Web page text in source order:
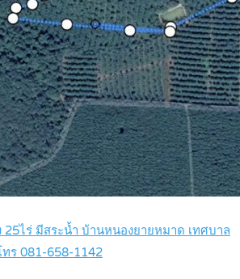
ไร่ มีสระน้ำ บ้านหนองยายหมาด เทศบาล
ทร 081-658-1142